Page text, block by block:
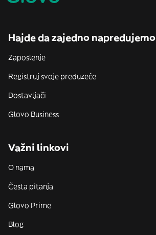
Hajde da zajedno napredujemo
Zaposlenje
Registruj svoje preduzeće
Dostavljači
Glovo Business
Važni linkovi
O nama
Česta pitanja
Glovo Prime
Blog